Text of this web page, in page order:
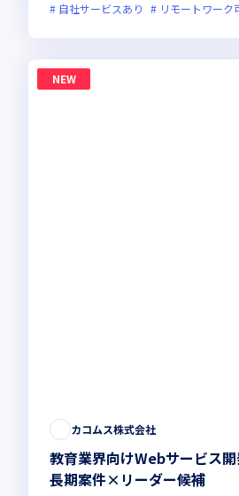
自社サービスあり
リモートワーク
NEW
カコムス株式会社
教育業界向けWebサービス
長期案件×リーダー候補